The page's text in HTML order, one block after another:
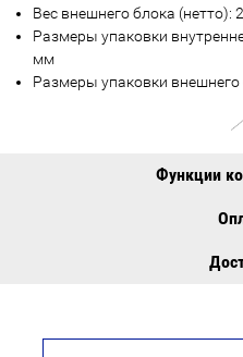
Вес внешнего блока (нетто):
Размеры упаковки
мм
Размеры упаковки
Функции